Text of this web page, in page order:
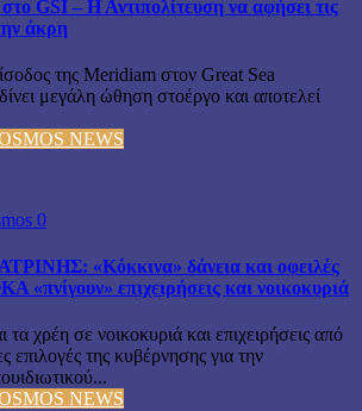
GSI – Η Αντιπολίτευση να αφήσει τις
άκρη
της Meridiam στον Great Sea
μεγάλη ώθηση στοέργο και αποτελεί
NEWS
0
«Κόκκινα» δάνεια και οφειλές
«πνίγουν» επιχειρήσεις και νοικοκυριά
χρέη σε νοικοκυριά και επιχειρήσεις από
επιλογές της κυβέρνησης για την
NEWS